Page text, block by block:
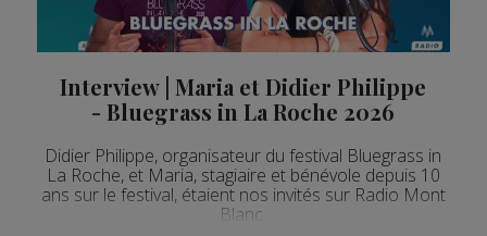
Interview | Maria et Didier Philippe
- Bluegrass in La Roche 2026
Didier Philippe, organisateur du festival Bluegrass in
La Roche, et Maria, stagiaire et bénévole depuis 10
ans sur le festival, étaient nos invités sur Radio Mont
Blanc.